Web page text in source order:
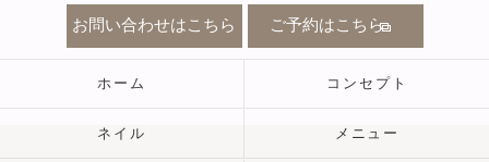
お問い合わせはこちら ご予約はこちら
ホーム コンセプト
ネイル メニュー